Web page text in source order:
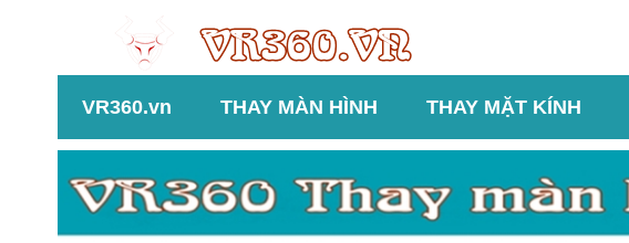
VR360.vn THAY MÀN HÌNH THAY MẶT KÍNH